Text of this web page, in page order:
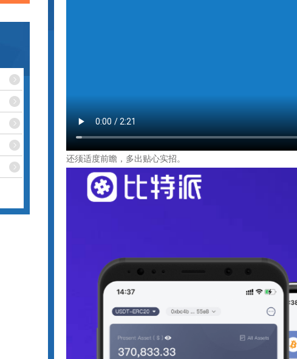
还须适度前瞻，多出贴心实招。